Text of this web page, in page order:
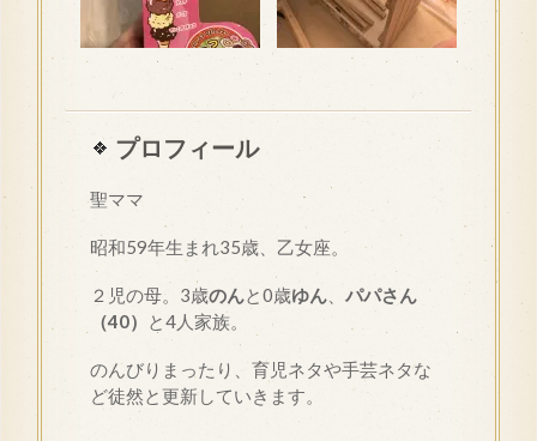
プロフィール
聖ママ
昭和59年生まれ35歳、乙女座。
２児の母。3歳のんと0歳ゆん
パパさん
（40）
と4人家族。
のんびりまったり、育児ネタや手芸ネタな
ど徒然と更新していきます。